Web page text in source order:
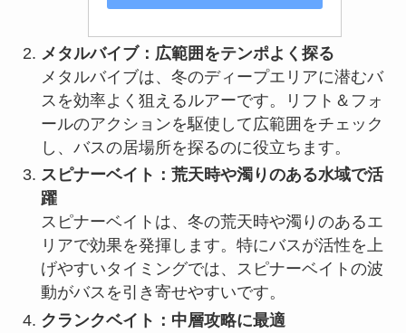
メタルバイブ：広範囲をテンポよく探る
メタルバイブは、冬のディープエリアに潜むバ
スを効率よく狙えるルアーです。リフト＆フォ
ールのアクションを駆使して広範囲をチェック
し、バスの居場所を探るのに役立ちます。
スピナーベイト：荒天時や濁りのある水域で活
躍
スピナーベイトは、冬の荒天時や濁りのあるエ
リアで効果を発揮します。特にバスが活性を上
げやすいタイミングでは、スピナーベイトの波
動がバスを引き寄せやすいです。
クランクベイト：中層攻略に最適